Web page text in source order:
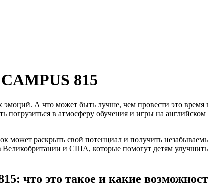
815
А что может быть лучше, чем провести это время
погрузиться в атмосферу обучения и игры на
может раскрыть свой потенциал и получить
и США, которые помогут детям
что это такое и какие